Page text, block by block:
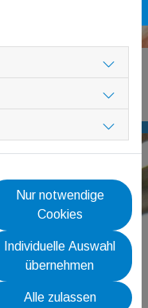
Nur notwendige
Cookies
Individuelle Auswahl
übernehmen
Alle zulassen